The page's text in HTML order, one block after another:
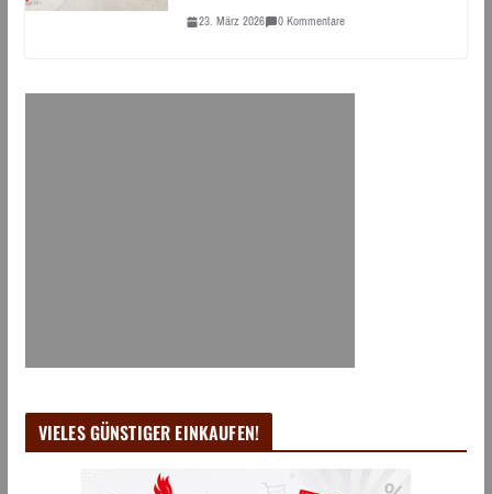
23. März 2026 0 Kommentare
VIELES GÜNSTIGER EINKAUFEN!